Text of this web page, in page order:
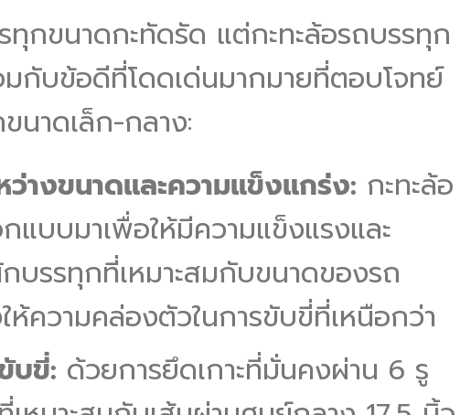
ทุกขนาดกะทัดรัด แต่กะทะล้อรถบรรทุก
กับข้อดีที่โดดเด่นมากมายที่ตอบโจทย์
นาดเล็ก-กลาง:
างขนาดและความแข็งแกร่ง: กะทะล้อ
แบบมาเพื่อให้มีความแข็งแรงและ
บรรทุกที่เหมาะสมกับขนาดของรถ
ความคล่องตัวในการขับขี่ที่เหนือกว่า
บขี่: ด้วยการยึดเกาะที่มั่นคงผ่าน 6 รู